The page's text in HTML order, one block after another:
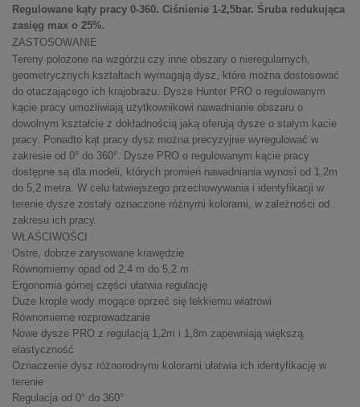
Regulowane kąty pracy 0-360. Ciśnienie 1-2,5bar. Śruba redukująca
zasięg max o 25%.
ZASTOSOWANIE
Tereny położone na wzgórzu czy inne obszary o nieregularnych,
geometrycznych kształtach wymagają dysz, które można dostosować
do otaczającego ich krajobrazu. Dysze Hunter PRO o regulowanym
kącie pracy umożliwiają użytkownikowi nawadnianie obszaru o
dowolnym kształcie z dokładnością jaką oferują dysze o stałym kacie
pracy. Ponadto kąt pracy dysz można precyzyjnie wyregulować w
zakresie od 0° do 360°. Dysze PRO o regulowanym kącie pracy
dostępne są dla modeli, których promień nawadniania wynosi od 1,2m
do 5,2 metra. W celu łatwiejszego przechowywania i identyfikacji w
terenie dysze zostały oznaczone różnymi kolorami, w zależności od
zakresu ich pracy.
WŁAŚCIWOŚCI
Ostre, dobrze zarysowane krawędzie
Równomierny opad od 2,4 m do 5,2 m
Ergonomia górnej części ułatwia regulację
Duże krople wody mogące oprzeć się lekkiemu wiatrowi
Równomierne rozprowadzanie
Nowe dysze PRO z regulacją 1,2m i 1,8m zapewniają większą
elastyczność
Oznaczenie dysz różnorodnymi kolorami ułatwia ich identyfikację w
terenie
Regulacja od 0° do 360°